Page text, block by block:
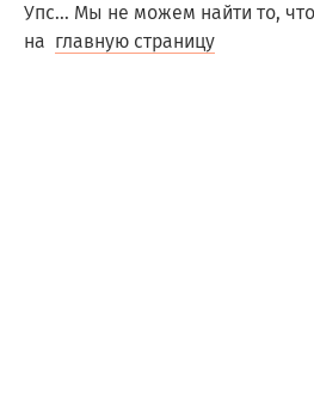
Упс... Мы не можем найти то,
на главную страницу